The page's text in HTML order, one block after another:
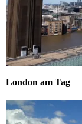
London am Tag